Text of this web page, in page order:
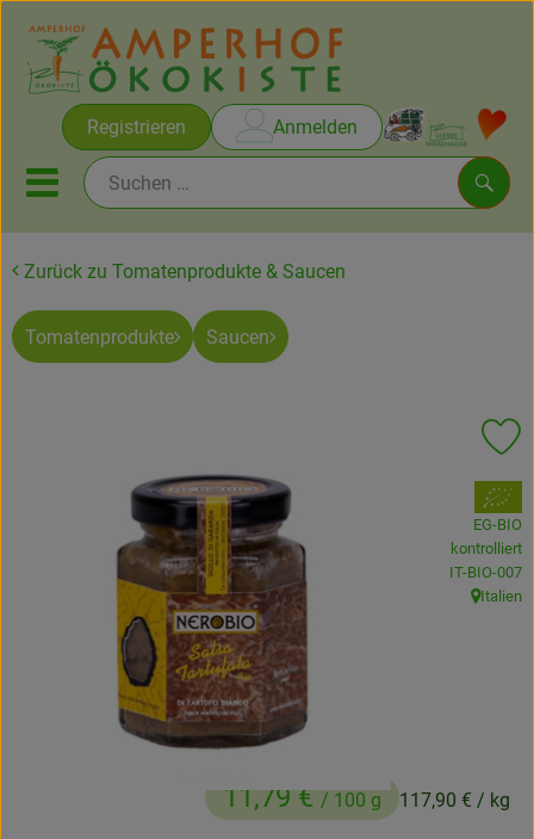
Registrieren Anmelden
Mobiles Menu öffnen oder
Obst & Gemüse
Zurück zu Tomatenprodukte & Saucen
Tomatenprodukte Saucen
11,79 €/ 100 g 117,90 € / kg
, Verband:
EG-BIO
kontrolliert
,IT-BIO-007
,
Italien